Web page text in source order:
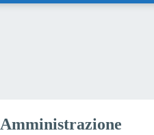
Amministrazione